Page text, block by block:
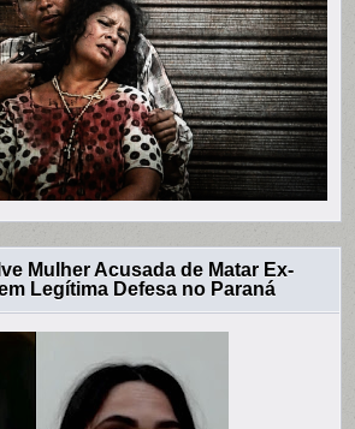
Mulher Acusada de Matar Ex-
Legítima Defesa no Paraná